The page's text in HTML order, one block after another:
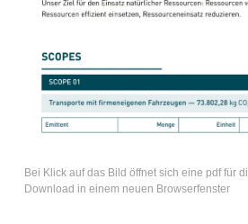
Bei Klick auf das Bild öffnet sich eine pdf für
Download in einem neuen Browserfenster